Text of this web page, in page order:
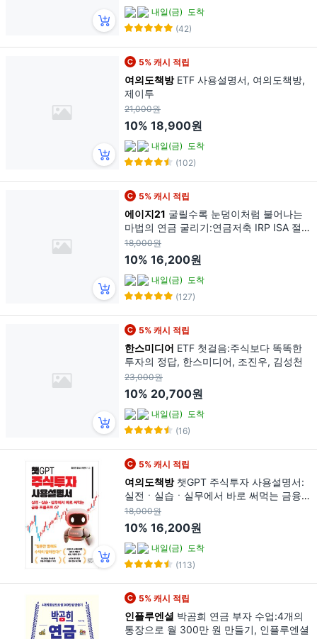
내일(금)
도착
(42)
5% 캐시 적립
여의도책방 ETF 사용설명서, 여의도책방,
제이투
21,000원
10% 18,900원
내일(금)
도착
(102)
5% 캐시 적립
에이지21 굴릴수록 눈덩이처럼 불어나는
마법의 연금 굴리기:연금저축 IRP ISA 절세
삼총사를 ETF로 자산배분하라!, 김성일, 에
이지21
18,000원
10% 16,200원
내일(금)
도착
(127)
5% 캐시 적립
한스미디어 ETF 첫걸음:주식보다 똑똑한
투자의 정답, 한스미디어, 조진우, 김성천
23,000원
10% 20,700원
내일(금)
도착
(16)
5% 캐시 적립
여의도책방 챗GPT 주식투자 사용설명서:
실전ㆍ실습ㆍ실무에서 바로 써먹는 금융
프롬프트 67, 황인환(황Q), 허반석, 여의도
책방
18,000원
10% 16,200원
내일(금)
도착
(113)
5% 캐시 적립
인플루엔셜 박곰희 연금 부자 수업:4개의
통장으로 월 300만 원 만들기, 인플루엔셜